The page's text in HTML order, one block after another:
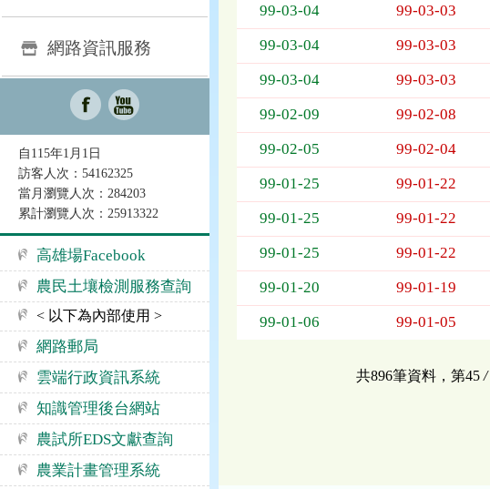
網路資訊服務
自115年1月1日
訪客人次：54162325
當月瀏覽人次：284203
累計瀏覽人次：25913322
高雄場Facebook
農民土壤檢測服務查詢
< 以下為內部使用 >
網路郵局
雲端行政資訊系統
知識管理後台網站
農試所EDS文獻查詢
農業計畫管理系統
期、
標
99-03-04 99-03-03
99-03-04 99-03-03
99-03-04 99-03-03
99-02-09 99-02-08
99-02-05 99-02-04
99-01-25 99-01-22
99-01-25 99-01-22
99-01-25 99-01-22
99-01-20 99-01-19
99-01-06 99-01-05
共896筆資料，第45/